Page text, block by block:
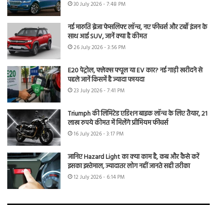
30 July 2026 - 7:48 PM
नई मारुति ब्रेजा फेसलिफ्ट लॉन्च, नए फीचर्स और टर्बो इंजन के
साथ आई SUV, जानें क्या है कीमत
26 July 2026 - 3:56 PM
E20 पेट्रोल, फ्लेक्स फ्यूल या EV कार? नई गाड़ी खरीदने से
पहले जानें किसमें है ज्यादा फायदा
23 July 2026 - 7:41 PM
Triumph की लिमिटेड एडिशन बाइक लॉन्च के लिए तैयार, 21
लाख रुपये कीमत में मिलेंगे प्रीमियम फीचर्स
16 July 2026 - 3:17 PM
जानिए Hazard Light का क्या काम है, कब और कैसे करें
इसका इस्तेमाल, ज्यादातर लोग नहीं जानते सही तरीका
12 July 2026 - 6:14 PM